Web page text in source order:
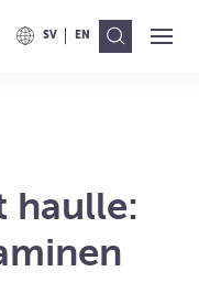
SV
VAIHDA KIELELLE SWITCH
EN
VAIHDA KIELELLE
haulle: